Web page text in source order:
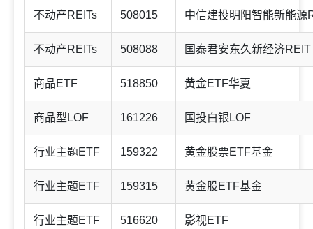
不动产REITs 508015 中信建投明阳智能新能源
不动产REITs 508088 国泰君安东久新经济REIT
商品ETF 518850 黄金ETF华夏
商品型LOF 161226 国投白银LOF
行业主题ETF 159322 黄金股票ETF基金
行业主题ETF 159315 黄金股ETF基金
行业主题ETF 516620 影视ETF